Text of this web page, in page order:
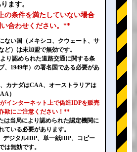
ます。
の条件を満たしていない場合
合わせください。**
ない国（メキシコ、クウェート、サ
ど）は未加盟で無効です。
り認められた道路交通に関する条
、1949年）の署名国である必要があ
カナダはCAA、オーストラリアは
）
インターネット上で偽造IDPを販売
欺にご注意ください！**
は当局により認められた認定機関に
ている必要があります。
デジタルIDP、単一紙IDP、コピー
は無効です。